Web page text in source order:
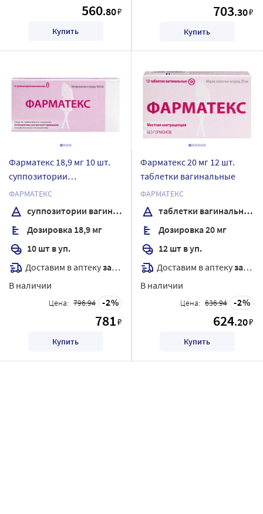
560.80₽
Купить
703.30₽
Купить
Фарматекс 18,9 мг 10 шт.
суппозитории
вагинальные
ФАРМАТЕКС
суппозитории вагинальные
Дозировка 18,9 мг
10 шт в уп.
Доставим в аптекузавтра
В наличии
Цена: 796.94 2
781₽
Купить
Фарматекс 20 мг 12 шт.
таблетки вагинальные
ФАРМАТЕКС
таблетки вагинальные
Дозировка 20 мг
12 шт в уп.
Доставим в аптекузавтра
В наличии
Цена: 636.94 2
624.20₽
Купить